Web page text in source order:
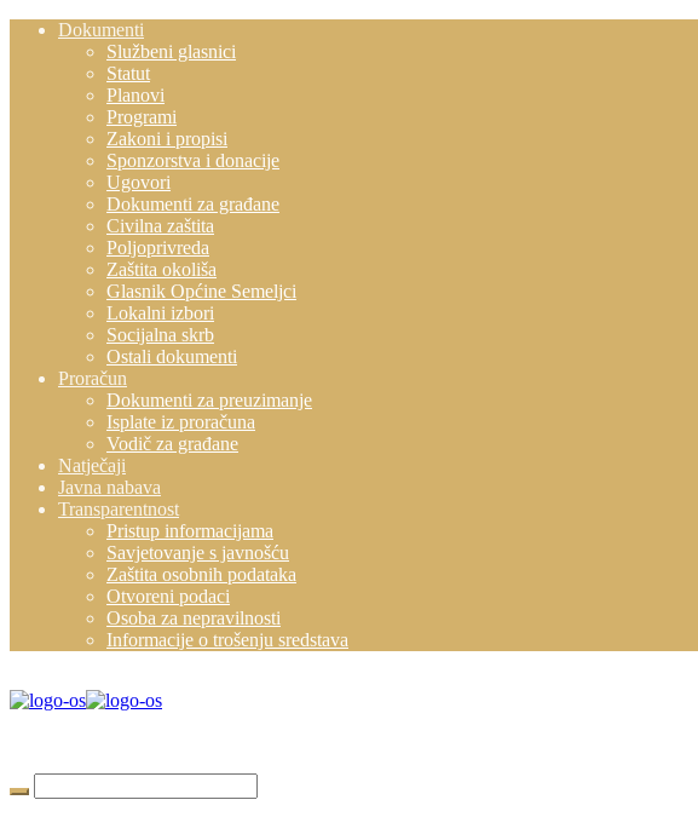
Dokumenti
Službeni glasnici
Statut
Planovi
Programi
Zakoni i propisi
Sponzorstva i donacije
Ugovori
Dokumenti za građane
Civilna zaštita
Poljoprivreda
Zaštita okoliša
Glasnik Općine Semeljci
Lokalni izbori
Socijalna skrb
Ostali dokumenti
Proračun
Dokumenti za preuzimanje
Isplate iz proračuna
Vodič za građane
Natječaji
Javna nabava
Transparentnost
Pristup informacijama
Savjetovanje s javnošću
Zaštita osobnih podataka
Otvoreni podaci
Osoba za nepravilnosti
Informacije o trošenju sredstava